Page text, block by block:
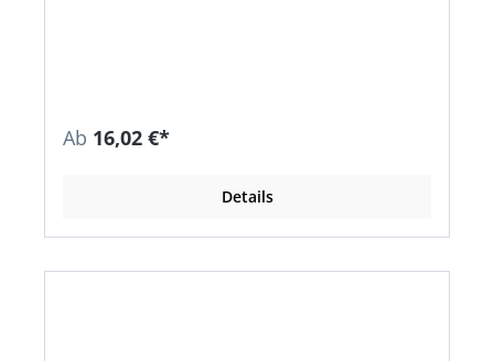
Ab 16,02 €*
Details